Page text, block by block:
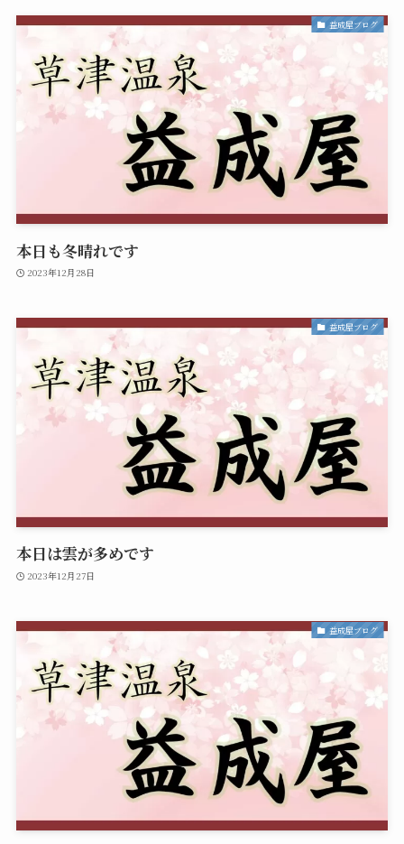
益成屋ブログ
本日も冬晴れです
2023年12月28日
益成屋ブログ
本日は雲が多めです
2023年12月27日
益成屋ブログ